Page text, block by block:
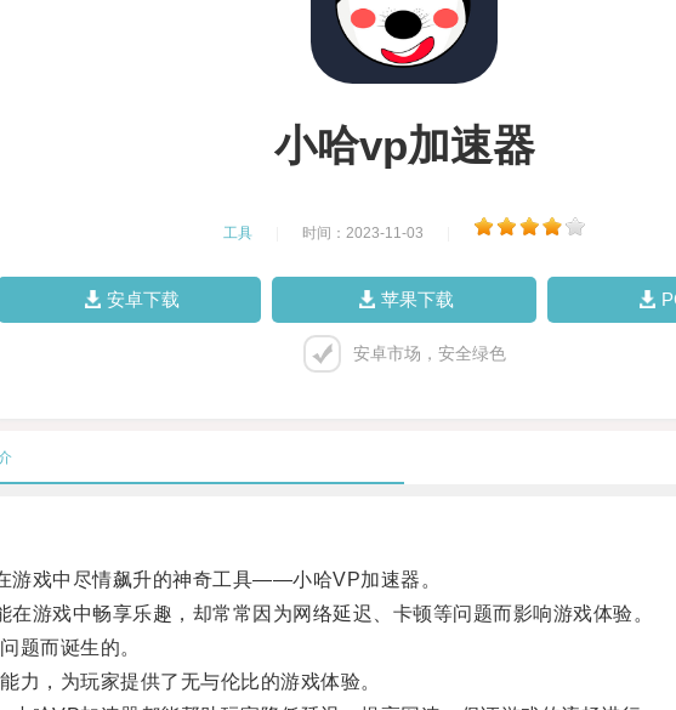
小哈vp加速器
工具 时间：2023-11-03
安卓下载 苹果下载
安卓市场，安全绿色
戏中尽情飙升的神奇工具——小哈VP加速器。
戏中畅享乐趣，却常常因为网络延迟、卡顿等问题而影响游戏体验。
而诞生的。
，为玩家提供了无与伦比的游戏体验。